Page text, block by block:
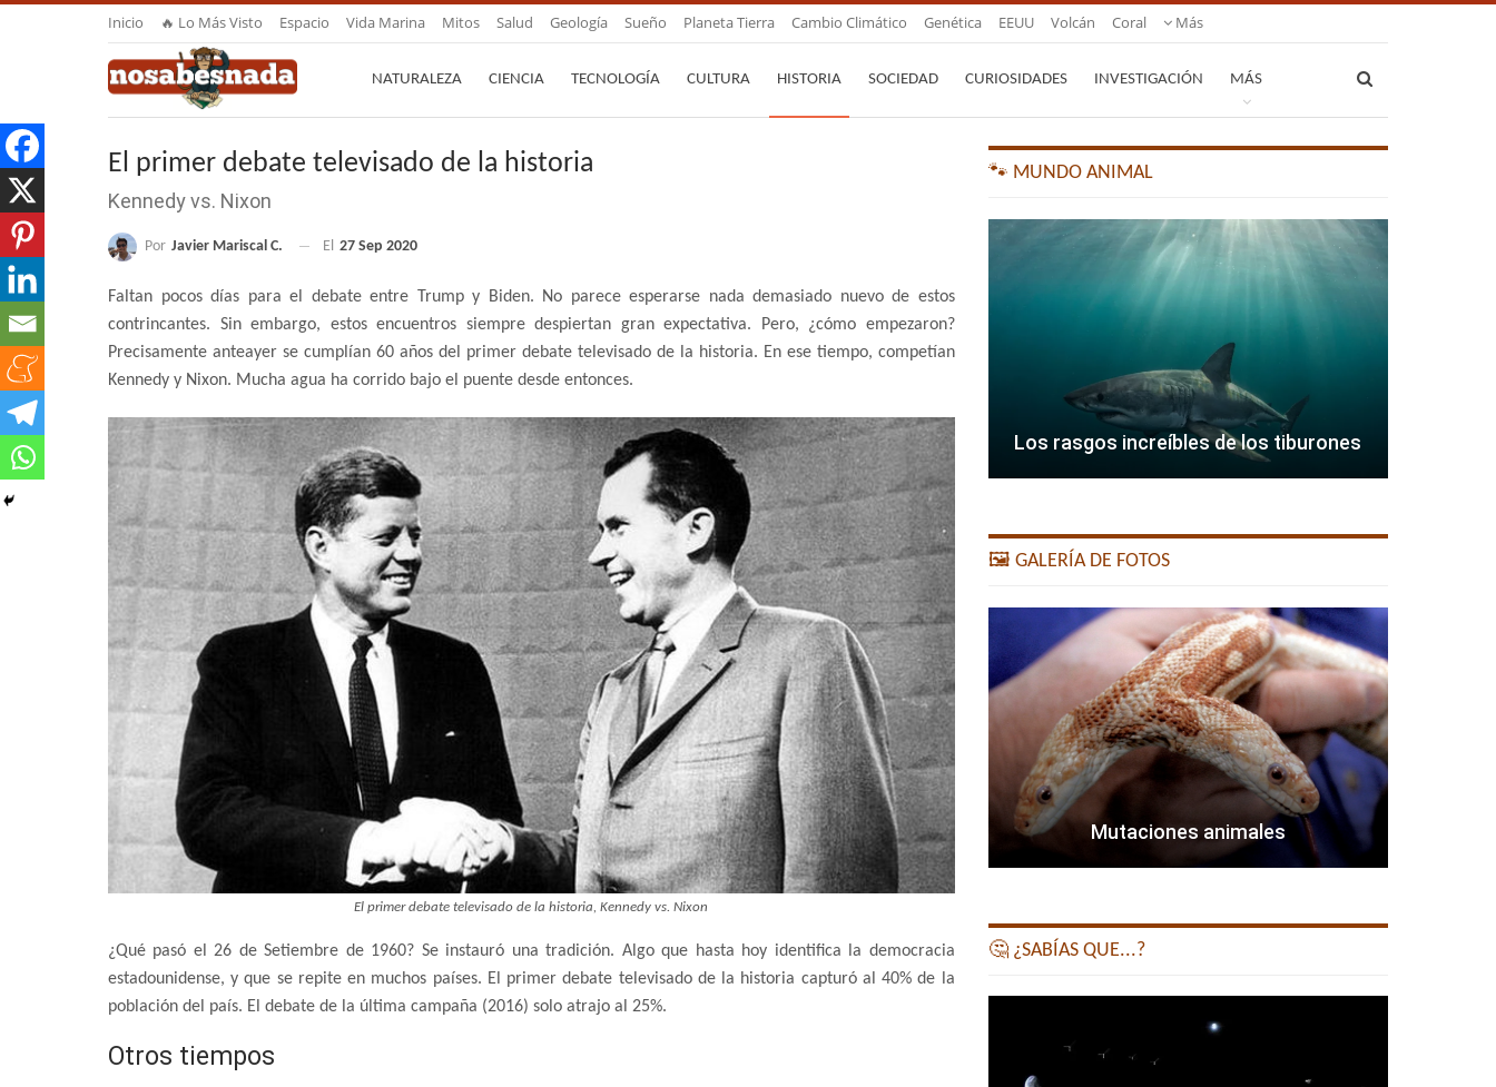
Inicio 🔥 Lo Más Visto Espacio Vida Marina Mitos Salud Geología Sueño Planeta Tierra Cambio Climático Genética EEUU Volcán Coral Más
NATURALEZA CIENCIA TECNOLOGÍA CULTURA HISTORIA SOCIEDAD CURIOSIDADES INVESTIGACIÓN MÁS
El primer debate televisado de la historia
Kennedy vs. Nixon
Por Javier Mariscal C. El 27 Sep 2020
Faltan pocos días para el debate entre Trump y Biden. No parece esperarse nada demasiado nuevo de estos
contrincantes. Sin embargo, estos encuentros siempre despiertan gran expectativa. Pero, ¿cómo empezaron?
Precisamente anteayer se cumplían 60 años del primer debate televisado de la historia. En ese tiempo, competían
Kennedy y Nixon. Mucha agua ha corrido bajo el puente desde entonces.
El primer debate televisado de la historia, Kennedy vs. Nixon
¿Qué pasó el 26 de Setiembre de 1960? Se instauró una tradición. Algo que hasta hoy identifica la democracia
estadounidense, y que se repite en muchos países. El primer debate televisado de la historia capturó al 40% de la
población del país. El debate de la última campaña (2016) solo atrajo al 25%.
Otros tiempos
🐾 MUNDO ANIMAL
Los rasgos increíbles de los tiburones
🖼️ GALERÍA DE FOTOS
Mutaciones animales
🤔 ¿SABÍAS QUE...?